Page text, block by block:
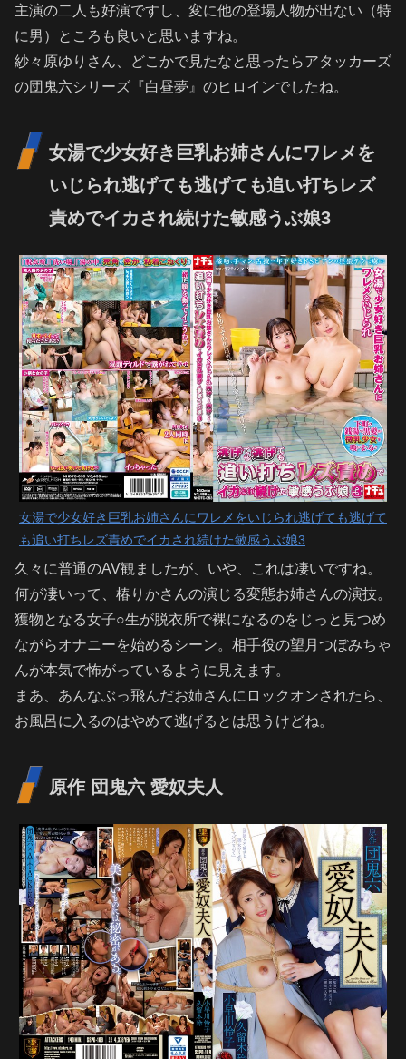
主演の二人も好演ですし、変に他の登場人物が出ない（特
に男）ところも良いと思いますね。
紗々原ゆりさん、どこかで見たなと思ったらアタッカーズ
の団鬼六シリーズ『白昼夢』のヒロインでしたね。
女湯で少女好き巨乳お姉さんにワレメを
いじられ逃げても逃げても追い打ちレズ
責めでイカされ続けた敏感うぶ娘3
女湯で少女好き巨乳お姉さんにワレメをいじられ逃げても逃げて
も追い打ちレズ責めでイカされ続けた敏感うぶ娘3
久々に普通のAV観ましたが、いや、これは凄いですね。
何が凄いって、椿りかさんの演じる変態お姉さんの演技。
獲物となる女子○生が脱衣所で裸になるのをじっと見つめ
ながらオナニーを始めるシーン。相手役の望月つぼみちゃ
んが本気で怖がっているように見えます。
まあ、あんなぶっ飛んだお姉さんにロックオンされたら、
お風呂に入るのはやめて逃げるとは思うけどね。
原作 団鬼六 愛奴夫人